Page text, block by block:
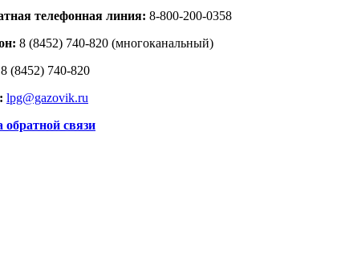
телефонная линия: 8-800-200-0358
8 (8452) 740-820 (многоканальный)
8 (8452) 740-820
lpg@gazovik.ru
связи